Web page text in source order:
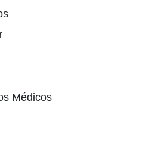
Médicos